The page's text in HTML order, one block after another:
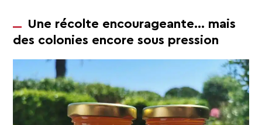
Une récolte encourageante… mais
des colonies encore sous pression